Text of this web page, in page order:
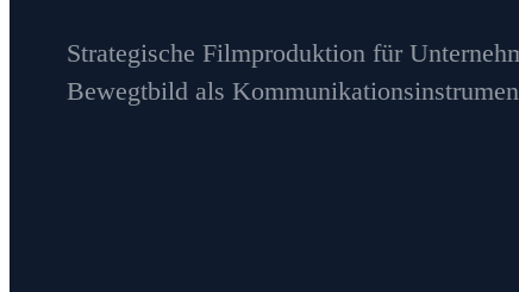
Strategische Filmproduktion für
Bewegtbild als